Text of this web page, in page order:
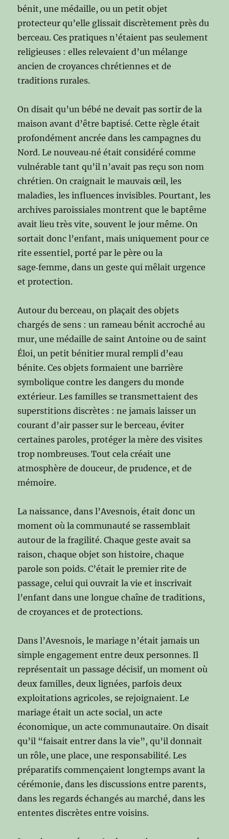
bénit, une médaille, ou un petit objet
protecteur qu’elle glissait discrètement près du
berceau. Ces pratiques n’étaient pas seulement
religieuses : elles relevaient d’un mélange
ancien de croyances chrétiennes et de
traditions rurales.
On disait qu’un bébé ne devait pas sortir de la
maison avant d’être baptisé. Cette règle était
profondément ancrée dans les campagnes du
Nord. Le nouveau‑né était considéré comme
vulnérable tant qu’il n’avait pas reçu son nom
chrétien. On craignait le mauvais œil, les
maladies, les influences invisibles. Pourtant, les
archives paroissiales montrent que le baptême
avait lieu très vite, souvent le jour même. On
sortait donc l’enfant, mais uniquement pour ce
rite essentiel, porté par le père ou la
sage‑femme, dans un geste qui mêlait urgence
et protection.
Autour du berceau, on plaçait des objets
chargés de sens : un rameau bénit accroché au
mur, une médaille de saint Antoine ou de saint
Éloi, un petit bénitier mural rempli d’eau
bénite. Ces objets formaient une barrière
symbolique contre les dangers du monde
extérieur. Les familles se transmettaient des
superstitions discrètes : ne jamais laisser un
courant d’air passer sur le berceau, éviter
certaines paroles, protéger la mère des visites
trop nombreuses. Tout cela créait une
atmosphère de douceur, de prudence, et de
mémoire.
La naissance, dans l’Avesnois, était donc un
moment où la communauté se rassemblait
autour de la fragilité. Chaque geste avait sa
raison, chaque objet son histoire, chaque
parole son poids. C’était le premier rite de
passage, celui qui ouvrait la vie et inscrivait
l’enfant dans une longue chaîne de traditions,
de croyances et de protections.
Dans l’Avesnois, le mariage n’était jamais un
simple engagement entre deux personnes. Il
représentait un passage décisif, un moment où
deux familles, deux lignées, parfois deux
exploitations agricoles, se rejoignaient. Le
mariage était un acte social, un acte
économique, un acte communautaire. On disait
qu’il “faisait entrer dans la vie”, qu’il donnait
un rôle, une place, une responsabilité. Les
préparatifs commençaient longtemps avant la
cérémonie, dans les discussions entre parents,
dans les regards échangés au marché, dans les
ententes discrètes entre voisins.